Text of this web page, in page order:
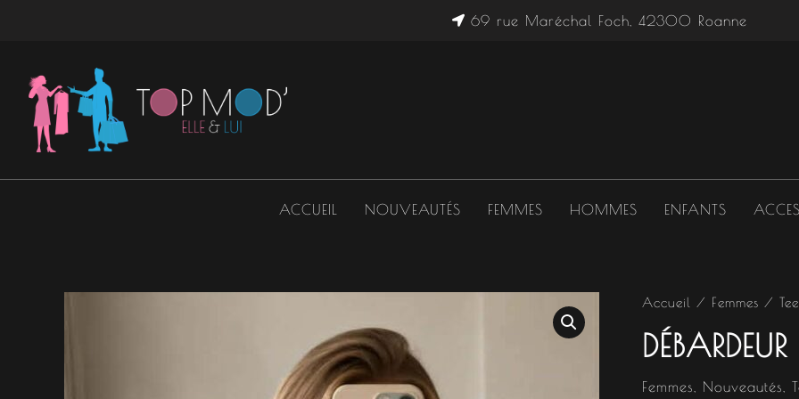
69 rue Maréchal Foch, 42300 Roanne
ACCUEIL NOUVEAUTÉS FEMMES HOMMES ENFANTS
Accueil / Femmes /
Femmes Nouveautés